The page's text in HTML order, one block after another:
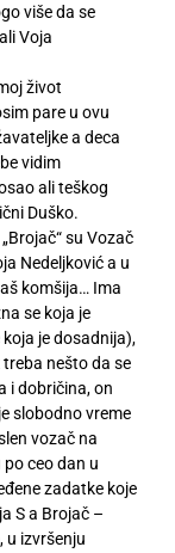
više da se
Voja
život
pare u ovu
a deca
vidim
ali teškog
Duško.
su Vozač
Nedeljković a u
komšija… Ima
se koja je
je dosadnija),
nešto da se
i dobričina, on
slobodno vreme
vozač na
ceo dan u
zadatke koje
S a Brojač –
u izvršenju